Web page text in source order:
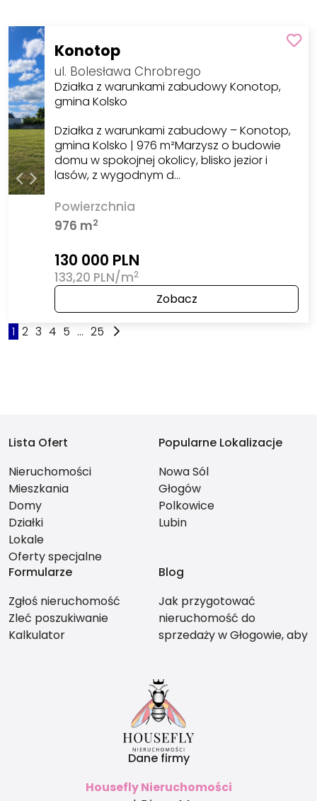
Konotop
ul. Bolesława Chrobrego
Działka z warunkami zabudowy Konotop,
gmina Kolsko
Działka z warunkami zabudowy – Konotop,
gmina Kolsko | 976 m²Marzysz o budowie
domu w spokojnej okolicy, blisko jezior i
lasów, z wygodnym d…
Powierzchnia
976 m2
130 000 PLN
133,20 PLN/m2
Zobacz
1 2 3 4 5 ... 25
Lista Ofert
Nieruchomości
Mieszkania
Domy
Działki
Lokale
Oferty specjalne
Popularne Lokalizacje
Nowa Sól
Głogów
Polkowice
Lubin
Formularze
Zgłoś nieruchomość
Zleć poszukiwanie
Kalkulator
Blog
Jak przygotować
nieruchomość do
sprzedaży w Głogowie, aby
Dane firmy
Housefly Nieruchomości